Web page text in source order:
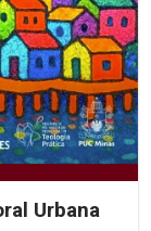
Urbana